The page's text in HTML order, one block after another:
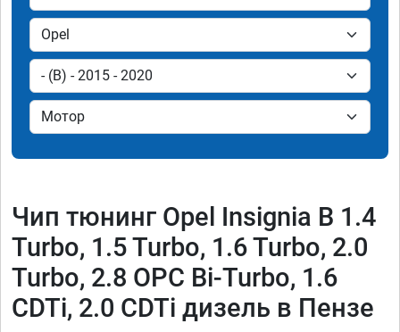
Чип тюнинг Opel Insignia B 1.4
Turbo, 1.5 Turbo, 1.6 Turbo, 2.0
Turbo, 2.8 OPC Bi-Turbo, 1.6
CDTi, 2.0 CDTi дизель в Пензе